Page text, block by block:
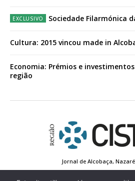
Sociedade Filarmónica
Cultura: 2015 vincou made in
Economia: Prémios e
região
Jornal de Alcobaça,
Conta de Registo